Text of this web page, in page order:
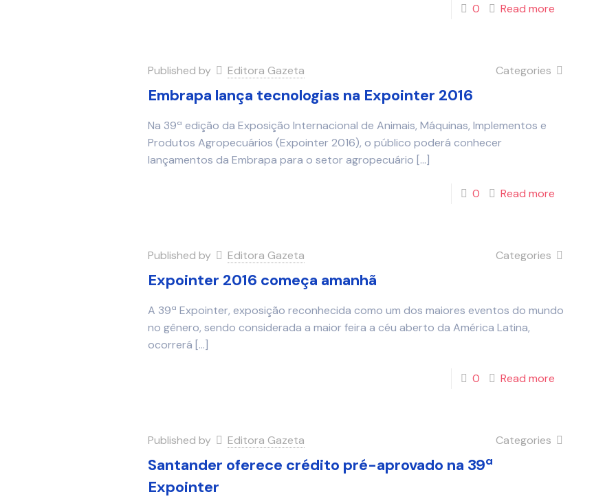
0 Read more
Published by Editora Gazeta Categories
Embrapa lança tecnologias na Expointer 2016
Na 39ª edição da Exposição Internacional de Animais, Máquinas, Implementos e
Produtos Agropecuários (Expointer 2016), o público poderá conhecer
lançamentos da Embrapa para o setor agropecuário […]
0 Read more
Published by Editora Gazeta Categories
Expointer 2016 começa amanhã
A 39ª Expointer, exposição reconhecida como um dos maiores eventos do mundo
no gênero, sendo considerada a maior feira a céu aberto da América Latina,
ocorrerá […]
0 Read more
Published by Editora Gazeta Categories
Santander oferece crédito pré-aprovado na 39ª
Expointer